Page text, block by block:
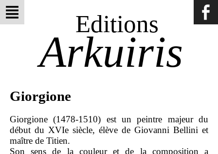
Editions
Arkuiris
Giorgione
Giorgione (1478-1510) est un peintre majeur du
début du XVIe siècle, élève de Giovanni Bellini et
maître de Titien.
Son sens de la couleur et de la composition a